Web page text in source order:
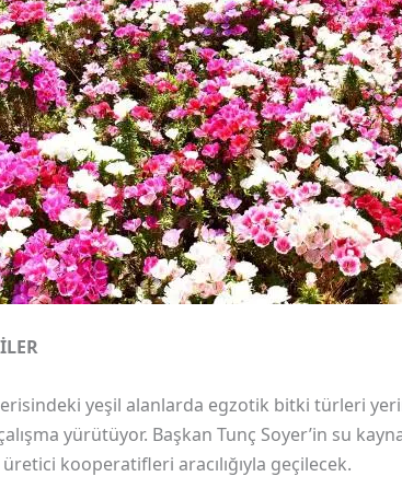
yeşil alanlarda egzotik bitki türleri
yürütüyor. Başkan Tunç Soyer’in su
kooperatifleri aracılığıyla geçilecek.